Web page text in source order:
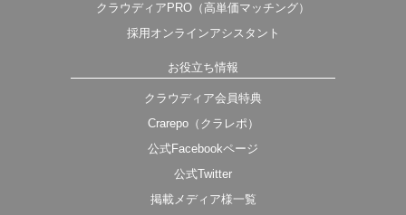
クラウディアPRO（高単価マッチング）
採用オンラインアシスタント
お役立ち情報
クラウディア会員特典
Crarepo（クラレポ）
公式Facebookページ
公式Twitter
掲載メディア様一覧